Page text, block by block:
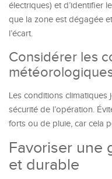
électriques) et d’identifier
que la zone est dégagée
l’écart.
Considérer les
Les conditions
sécurité de l’opération.
forts ou de pluie, car cela
Favoriser une
et durable